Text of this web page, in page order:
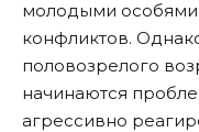
молодыми
конфликтов.
половозрелого
начинаются
агрессивно